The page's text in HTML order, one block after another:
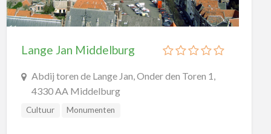
Lange Jan Middelburg
Abdij toren de Lange Jan, Onder den Toren 1,
4330 AA Middelburg
Cultuur Monumenten